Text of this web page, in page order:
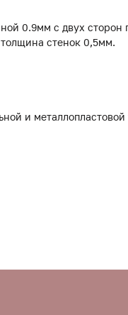
0.9мм с двух
стенок 0,5мм.
и